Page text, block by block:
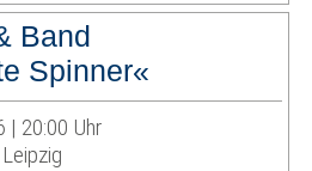
Band
Spinner«
| 20:00 Uhr